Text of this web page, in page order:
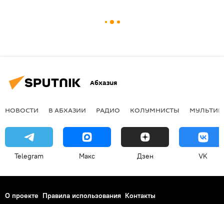
Абхазия
НОВОСТИ В АБХАЗИИ РАДИО КОЛУМНИСТЫ
Telegram Макс Дзен VK
О проекте Правила использования Контакты